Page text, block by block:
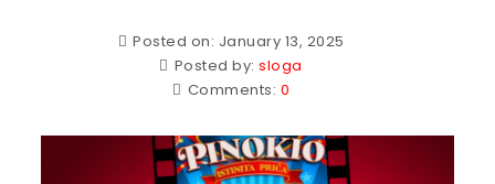
Posted on: January 13, 2025
Posted by:sloga
Comments: 0